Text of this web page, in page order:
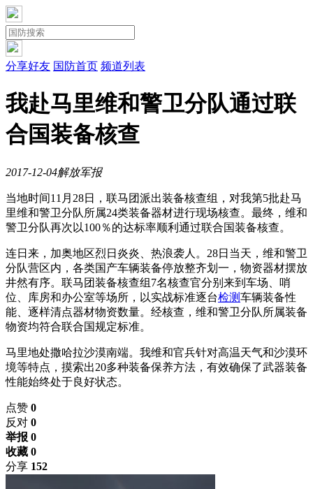
分享好友 国防首页 频道列表
我赴马里维和警卫分队通过联
合国装备核查
2017-12-04解放军报
当地时间11月28日，联马团派出装备核查组，对我第5批赴马
里维和警卫分队所属24类装备器材进行现场核查。最终，维和
警卫分队再次以100％的达标率顺利通过联合国装备核查。
连日来，加奥地区烈日炎炎、热浪袭人。28日当天，维和警卫
分队营区内，各类国产车辆装备停放整齐划一，物资器材摆放
井然有序。联马团装备核查组7名核查官分别来到车场、哨
位、库房和办公室等场所，以实战标准逐台检测车辆装备性
能、逐样清点器材物资数量。经核查，维和警卫分队所属装备
物资均符合联合国规定标准。
马里地处撒哈拉沙漠南端。我维和官兵针对高温天气和沙漠环
境等特点，摸索出20多种装备保养方法，有效确保了武器装备
性能始终处于良好状态。
点赞 0
反对 0
举报 0
收藏 0
分享 152